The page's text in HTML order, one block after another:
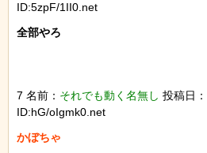
ID:5zpF/1II0.net
全部やろ
7 名前： それでも動く名無し 投稿日
ID:hG/oIgmk0.net
かぼちゃ